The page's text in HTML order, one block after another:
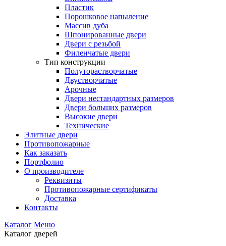
Пластик
Порошковое напыление
Массив дуба
Шпонированные двери
Двери с резьбой
Филенчатые двери
Тип конструкции
Полуторастворчатые
Двустворчатые
Арочные
Двери нестандартных размеров
Двери больших размеров
Высокие двери
Технические
Элитные двери
Противопожарные
Как заказать
Портфолио
О производителе
Реквизиты
Противопожарные сертификаты
Доставка
Контакты
Каталог Меню
Каталог дверей